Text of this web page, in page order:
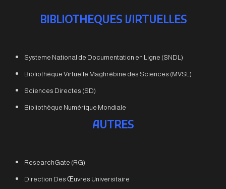
BIBLIOTHEQUES VIRTUELLES
Systeme National de Documentation en Ligne (SNDL)
Bibliothèque Virtuelle Maghrébine des Sciences (MVSL)
Sciences Directes (SD)
Bibliothèque Numérique Mondiale
AUTRES
ResearchGate (RG)
Direction Des Œuvres Universitaire